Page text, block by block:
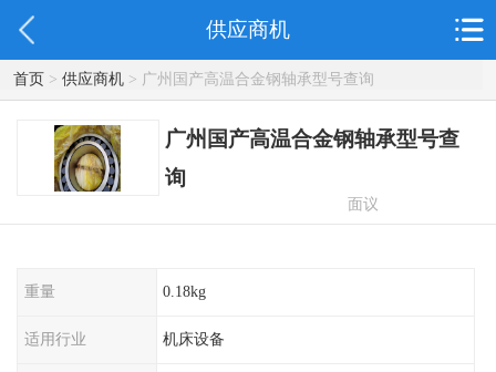
供应商机
首页> 供应商机> 广州国产高温合金钢轴承型号查询
广州国产高温合金钢轴承型号查
询
面议
重量 0.18kg
适用行业 机床设备